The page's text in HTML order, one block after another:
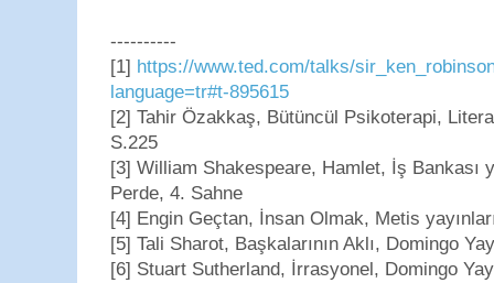
----------
[1] https://www.ted.com/talks/
language=tr#t-895615
[2] Tahir Özakkaş, Bütüncül Psikoterapi, Litera
S.225
[3] William Shakespeare, Hamlet, İş Bankası
Perde, 4. Sahne
[4] Engin Geçtan, İnsan Olmak, Metis
[5] Tali Sharot, Başkalarının Aklı, Domingo
[6] Stuart Sutherland, İrrasyonel, Domingo